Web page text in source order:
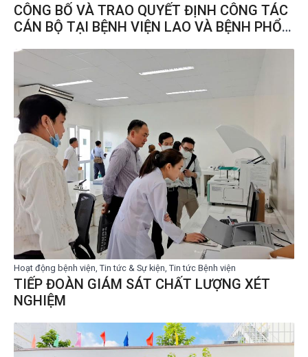
CÔNG BỐ VÀ TRAO QUYẾT ĐỊNH CÔNG TÁC
CÁN BỘ TẠI BỆNH VIỆN LAO VÀ BỆNH PHỔI
Hoạt động bệnh viện, Tin tức & Sự kiện, Tin tức Bệnh viện
TIẾP ĐOÀN GIÁM SÁT CHẤT LƯỢNG XÉT
NGHIỆM